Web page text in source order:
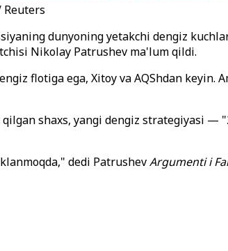
Reuters
dunyoning yetakchi dengiz
Nikolay Patrushev ma'lum qildi.
flotiga ega, Xitoy va AQShdan keyin.
shaxs, yangi dengiz strategiyasi —
dedi PatrushevArgumenti i